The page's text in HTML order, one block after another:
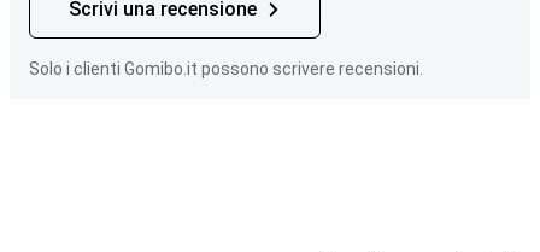
Scrivi una recensione
Solo i clienti Gomibo.it possono scrivere recensioni.